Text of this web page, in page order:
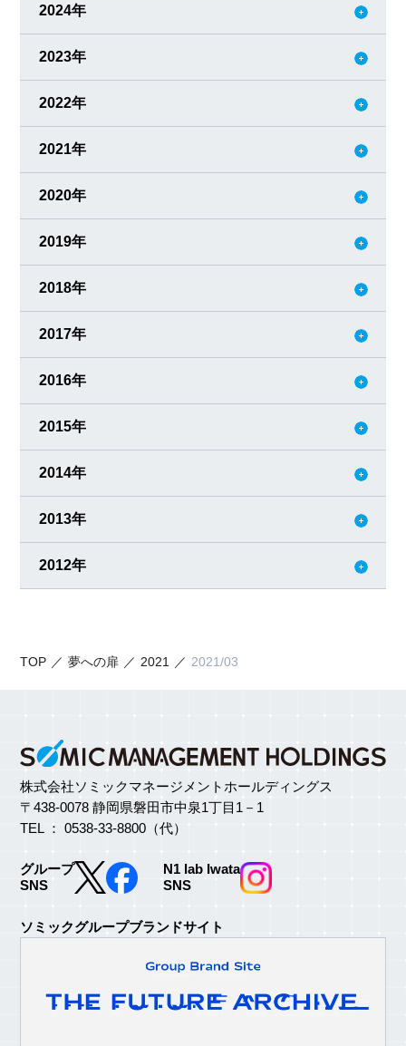
2024年
2023年
2022年
2021年
2020年
2019年
2018年
2017年
2016年
2015年
2014年
2013年
2012年
TOP 夢への扉 2021 2021/03
株式会社ソミックマネージメントホールディングス
〒438-0078 静岡県磐田市中泉1丁目1－1
TEL ： 0538-33-8800（代）
グループ
SNS
N1 lab Iwata
SNS
ソミックグループブランドサイト